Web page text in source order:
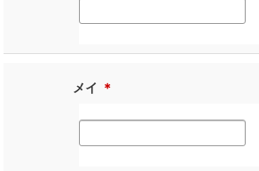
メイ ＊